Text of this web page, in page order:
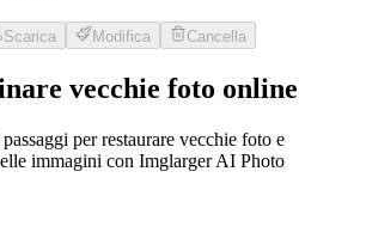
Scarica Modifica Cancella
vecchie foto online
per restaurare vecchie foto e
immagini con Imglarger AI Photo